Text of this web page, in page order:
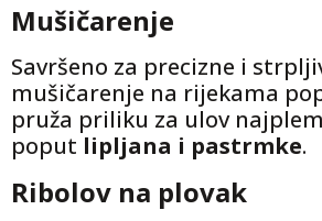
Mušičarenje
Savršeno za precizne i
mušičarenje na rijekama
pruža priliku za ulov
poput lipljana i pastrmke.
Ribolov na plovak